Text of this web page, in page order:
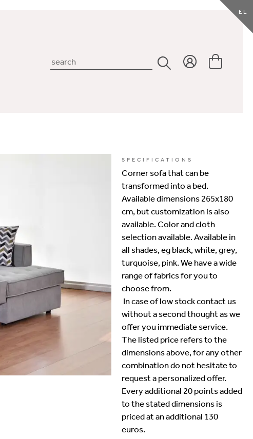
EL
SPECIFICATIONS
Corner sofa that can be
transformed into a bed.
Available dimensions 265x180
cm, but customization is also
available. Color and cloth
selection available. Available in
all shades, eg black, white, grey,
turquoise, pink. We have a wide
range of fabrics for you to
choose from.
In case of low stock contact us
without a second thought as we
offer you immediate service.
The listed price refers to the
dimensions above, for any other
combination do not hesitate to
request a personalized offer.
Every additional 20 points added
to the stated dimensions is
priced at an additional 130
euros.